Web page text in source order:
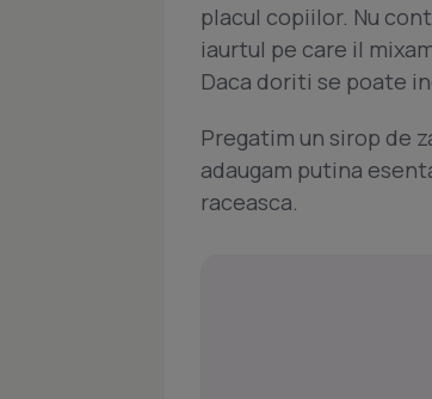
placul copiilor. Nu
iaurtul pe care il
Daca doriti se poate
Pregatim un sirop de
adaugam putina
raceasca.